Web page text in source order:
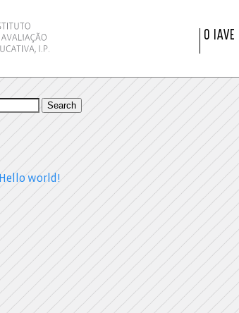
O IAVE
Search
Hello world!